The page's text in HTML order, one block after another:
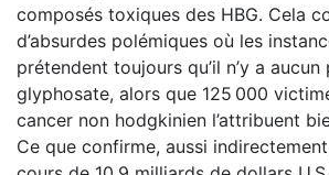
composés toxiques des HBG. Cela
d’absurdes polémiques où les
prétendent toujours qu’il n’y a
glyphosate, alors que 125 000
cancer non hodgkinien l’attribuent
Ce que confirme, aussi